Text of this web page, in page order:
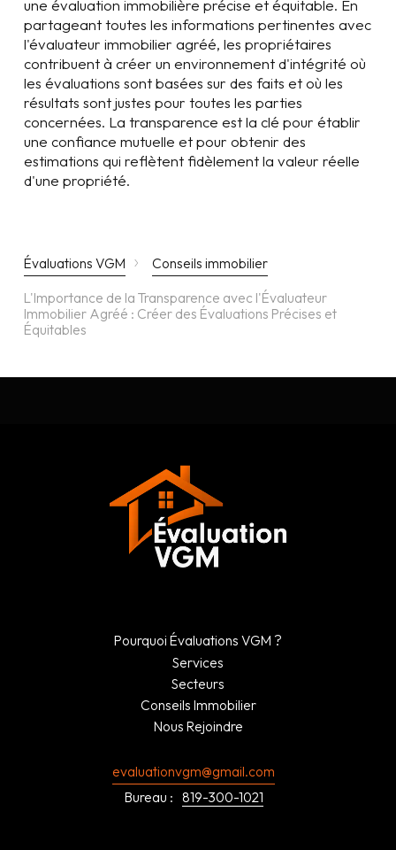
une évaluation immobilière précise et équitable. En
partageant toutes les informations pertinentes avec
l'évaluateur immobilier agréé, les propriétaires
contribuent à créer un environnement d'intégrité où
les évaluations sont basées sur des faits et où les
résultats sont justes pour toutes les parties
concernées. La transparence est la clé pour établir
une confiance mutuelle et pour obtenir des
estimations qui reflètent fidèlement la valeur réelle
d'une propriété.
Évaluations VGM ›
Conseils immobilier
L'Importance de la Transparence avec l'Évaluateur
Immobilier Agréé : Créer des Évaluations Précises et
Équitables
Pourquoi Évaluations VGM ?
Services
Secteurs
Conseils Immobilier
Nous Rejoindre
evaluationvgm@gmail.com
Bureau : 819-300-1021